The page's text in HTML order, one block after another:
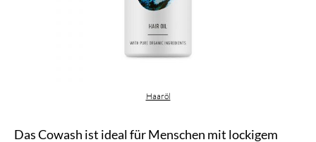
Haaröl
Das Cowash ist ideal für Menschen mit lockigem